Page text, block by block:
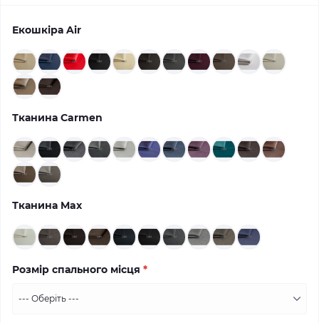
Екошкіра Air
Тканина Carmen
Тканина Max
Розмір спального місця *